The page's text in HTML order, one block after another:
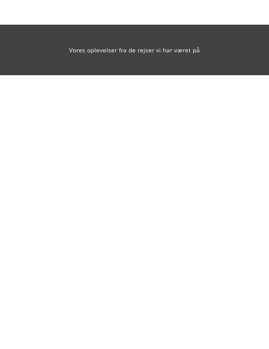
Vores oplevelser fra de rejser vi har været på